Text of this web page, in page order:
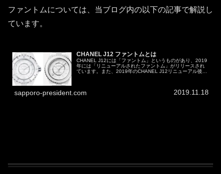
ファントムについては、当ブログ内の以下の記事で解説し
ています。
CHANEL J12 ファントムとは
CHANEL J12には「ファントム」というものがあり、2019
年には「リニューアルされたファントム」がリリースされ
ています。また、2019年のCHANEL J12リニューアル後で
sapporo-president.com 2019.11.18